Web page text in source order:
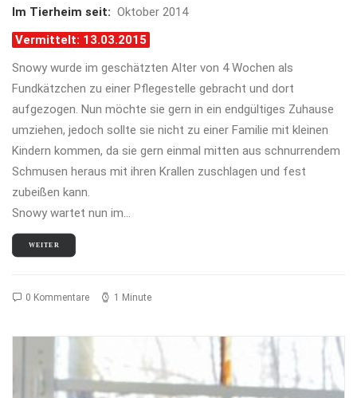
Im Tierheim seit: Oktober 2014
Vermittelt: 13.03.2015
Snowy wurde im geschätzten Alter von 4 Wochen als
Fundkätzchen zu einer Pflegestelle gebracht und dort
aufgezogen. Nun möchte sie gern in ein endgültiges Zuhause
umziehen, jedoch sollte sie nicht zu einer Familie mit kleinen
Kindern kommen, da sie gern einmal mitten aus schnurrendem
Schmusen heraus mit ihren Krallen zuschlagen und fest
zubeißen kann.
Snowy wartet nun im…
WEITER
0 Kommentare 1 Minute